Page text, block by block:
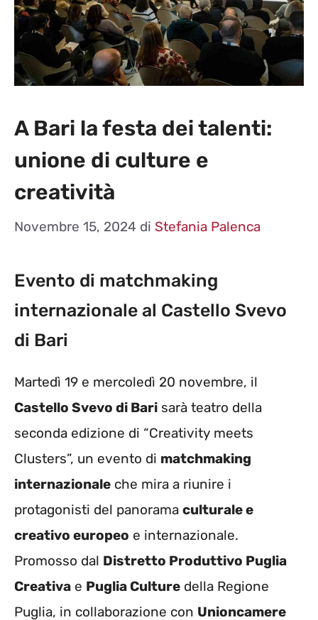
A Bari la festa dei talenti:
unione di culture e
creatività
Novembre 15, 2024 di Stefania Palenca
Evento di matchmaking
internazionale al Castello Svevo
di Bari
Martedì 19 e mercoledì 20 novembre, il
Castello Svevo di Bari sarà teatro della
seconda edizione di “Creativity meets
Clusters”, un evento di matchmaking
internazionale che mira a riunire i
protagonisti del panorama culturale e
creativo europeo e internazionale.
Promosso dal Distretto Produttivo Puglia
Creativa e Puglia Culture della Regione
Puglia, in collaborazione con Unioncamere